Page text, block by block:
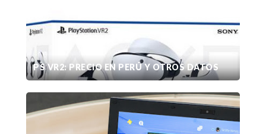
PS VR2: PRECIO EN PERÚ Y OTROS DATOS